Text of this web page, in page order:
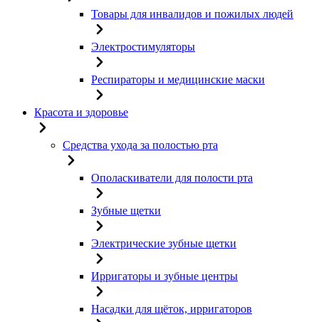
Товары для инвалидов и пожилых людей
Электростимуляторы
Респираторы и медицинские маски
Красота и здоровье
Средства ухода за полостью рта
Ополаскиватели для полости рта
Зубные щетки
Электрические зубные щетки
Ирригаторы и зубные центры
Насадки для щёток, ирригаторов